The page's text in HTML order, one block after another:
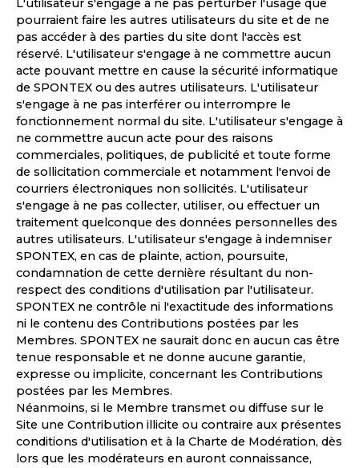
L'utilisateur s'engage à ne pas perturber l'usage que
pourraient faire les autres utilisateurs du site et de ne
pas accéder à des parties du site dont l'accès est
réservé. L'utilisateur s'engage à ne commettre aucun
acte pouvant mettre en cause la sécurité informatique
de SPONTEX ou des autres utilisateurs. L'utilisateur
s'engage à ne pas interférer ou interrompre le
fonctionnement normal du site. L'utilisateur s'engage à
ne commettre aucun acte pour des raisons
commerciales, politiques, de publicité et toute forme
de sollicitation commerciale et notamment l'envoi de
courriers électroniques non sollicités. L'utilisateur
s'engage à ne pas collecter, utiliser, ou effectuer un
traitement quelconque des données personnelles des
autres utilisateurs. L'utilisateur s'engage à indemniser
SPONTEX, en cas de plainte, action, poursuite,
condamnation de cette dernière résultant du non-
respect des conditions d'utilisation par l'utilisateur.
SPONTEX ne contrôle ni l'exactitude des informations
ni le contenu des Contributions postées par les
Membres. SPONTEX ne saurait donc en aucun cas être
tenue responsable et ne donne aucune garantie,
expresse ou implicite, concernant les Contributions
postées par les Membres.
Néanmoins, si le Membre transmet ou diffuse sur le
Site une Contribution illicite ou contraire aux présentes
conditions d'utilisation et à la Charte de Modération, dès
lors que les modérateurs en auront connaissance,